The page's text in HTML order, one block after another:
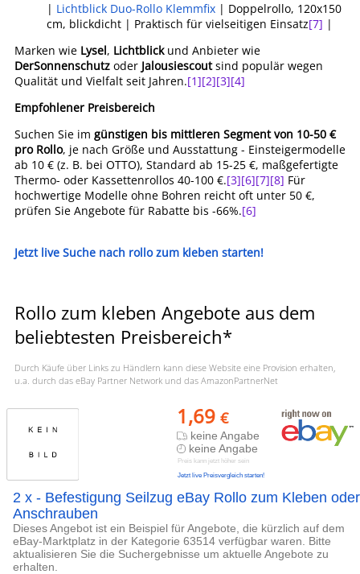
| Lichtblick Duo-Rollo Klemmfix | Doppelrollo, 120x150
cm, blickdicht | Praktisch für vielseitigen Einsatz[7] |
Marken wie Lysel, Lichtblickund Anbieter wie
DerSonnenschutz oder Jalousiescoutsind populär wegen
Qualität und Vielfalt seit Jahren.[1][2][3][4]
Empfohlener Preisbereich
Suchen Sie im günstigen bis mittleren Segment von 10-50 €
pro Rollo, je nach Größe und Ausstattung - Einsteigermodelle
ab 10 € (z. B. bei OTTO), Standard ab 15-25 €, maßgefertigte
Thermo- oder Kassettenrollos 40-100 €.[3][6][7][8] Für
hochwertige Modelle ohne Bohren reicht oft unter 50 €,
prüfen Sie Angebote für Rabatte bis -66%.[6]
Jetzt live Suche nach rollo zum kleben starten!
Rollo zum kleben Angebote aus dem
beliebtesten Preisbereich*
Durch Käufe über Links zu Händlern kann diese Website eine Provision erhalten,
u.a. durch das eBay Partner Network und das AmazonPartnerNet
1,69 €
keine Angabe
keine Angabe
Preis kann jetzt höher sein
Jetzt live Preisvergleich starten!
2 x - Befestigung Seilzug eBay Rollo zum Kleben oder
Anschrauben
Dieses Angebot ist ein Beispiel für Angebote, die kürzlich auf dem
eBay-Marktplatz in der Kategorie 63514 verfügbar waren. Bitte
aktualisieren Sie die Suchergebnisse um aktuelle Angebote zu
erhalten.